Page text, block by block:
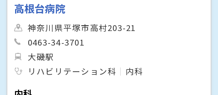
高根台病院
神奈川県平塚市高村203-21
0463-34-3701
大磯駅
リハビリテーション科
内科